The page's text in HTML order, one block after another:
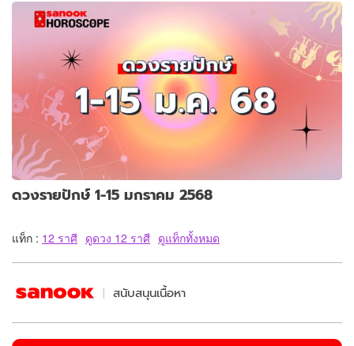
ดวงรายปักษ์ 1-15 มกราคม 2568
แท็ก : 12 ราศี ดูดวง 12 ราศี ดูแท็กทั้งหมด
สนับสนุนเนื้อหา